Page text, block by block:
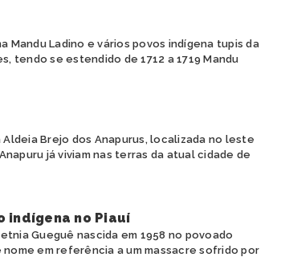
Mandu Ladino e vários povos indígena tupis da
tendo se estendido de 1712 a 1719 Mandu
Brejo dos Anapurus, localizada no leste
já viviam nas terras da atual cidade de
indígena no Piauí
Gueguê nascida em 1958 no povoado
em referência a um massacre sofrido por